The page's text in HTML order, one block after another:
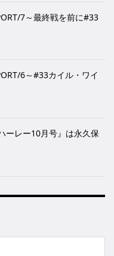
7～最終戦を前に#33
6～#33カイル・ワイ
レー10月号』は永久保